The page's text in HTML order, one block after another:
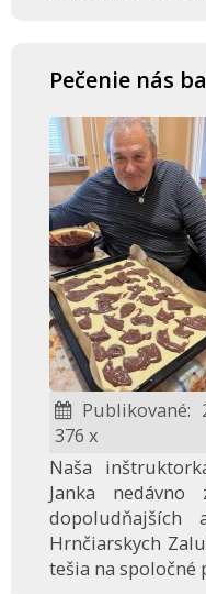
Pečenie nás
Publikované:
376 x
Naša
Janka
Hrnčiarskych
tešia na spoločné